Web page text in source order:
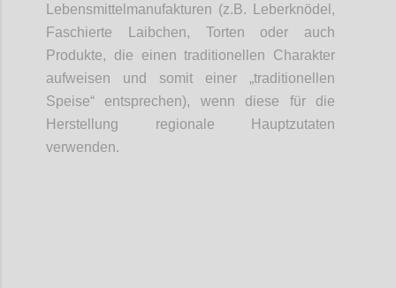
Lebensmittelmanufakturen (z.B. Leberknödel,
Faschierte Laibchen, Torten oder auch
Produkte, die einen traditionellen Charakter
aufweisen und somit einer „traditionellen
Speise“ entsprechen), wenn diese für die
Herstellung regionale Hauptzutaten
verwenden.